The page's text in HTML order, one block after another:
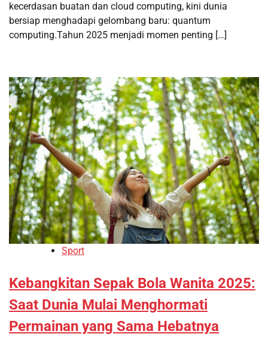
kecerdasan buatan dan cloud computing, kini dunia
bersiap menghadapi gelombang baru: quantum
computing.Tahun 2025 menjadi momen penting […]
Sport
Kebangkitan Sepak Bola Wanita 2025:
Saat Dunia Mulai Menghormati
Permainan yang Sama Hebatnya